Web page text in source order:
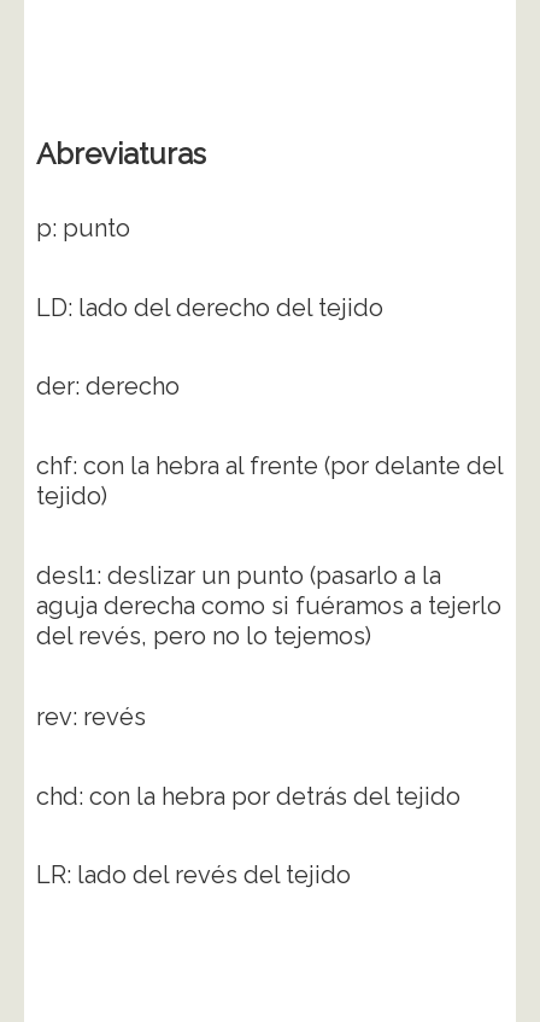
Abreviaturas
p: punto
LD: lado del derecho del tejido
der: derecho
chf: con la hebra al frente (por delante del
tejido)
desl1: deslizar un punto (pasarlo a la
aguja derecha como si fuéramos a tejerlo
del revés, pero no lo tejemos)
rev: revés
chd: con la hebra por detrás del tejido
LR: lado del revés del tejido